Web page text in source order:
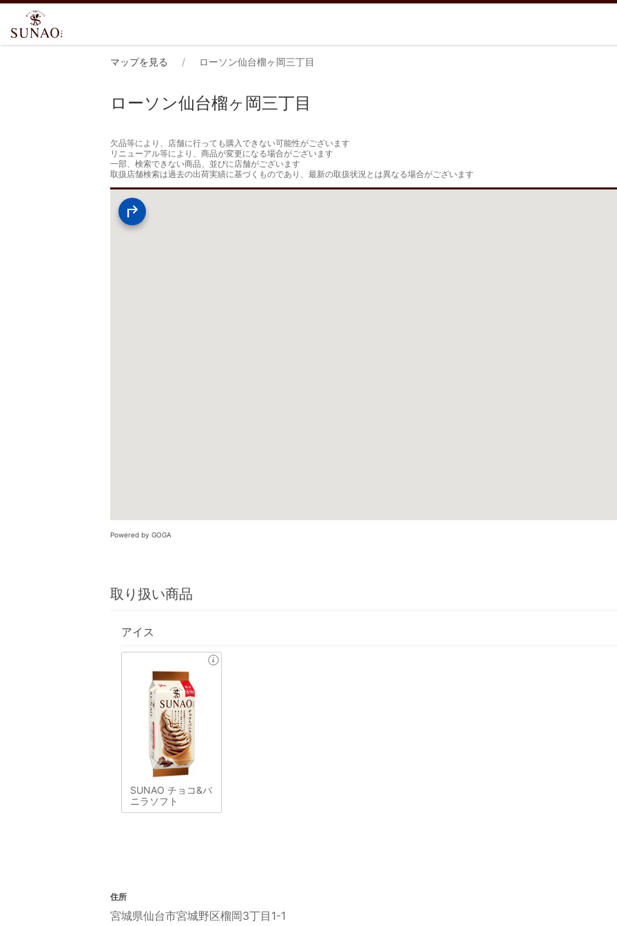
マップを見る ローソン仙台榴ヶ岡三丁目
ローソン仙台榴ヶ岡三丁目
欠品等により、店舗に行っても購入できない可能性がございます
リニューアル等により、商品が変更になる場合がございます
一部、検索できない商品、並びに店舗がございます
取扱店舗検索は過去の出荷実績に基づくものであり、最新の取扱状況とは異なる場合がございます
Powered by GOGA
取り扱い商品
アイス
SUNAO チョコ&バ
ニラソフト
住所
宮城県仙台市宮城野区榴岡3丁目1-1